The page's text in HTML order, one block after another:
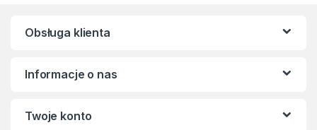
Obsługa klienta
Informacje o nas
Twoje konto